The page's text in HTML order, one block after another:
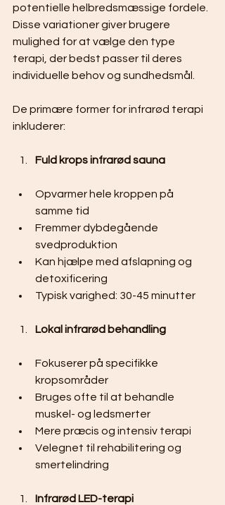
potentielle helbredsmæssige fordele.
Disse variationer giver brugere
mulighed for at vælge den type
terapi, der bedst passer til deres
individuelle behov og sundhedsmål.
De primære former for infrarød terapi
inkluderer:
Fuld krops infrarød sauna
Opvarmer hele kroppen på
samme tid
Fremmer dybdegående
svedproduktion
Kan hjælpe med afslapning og
detoxificering
Typisk varighed: 30-45 minutter
Lokal infrarød behandling
Fokuserer på specifikke
kropsområder
Bruges ofte til at behandle
muskel- og ledsmerter
Mere præcis og intensiv terapi
Velegnet til rehabilitering og
smertelindring
Infrarød LED-terapi